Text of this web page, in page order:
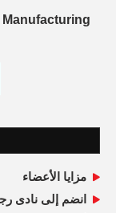
مزايا الأعضاء
انضم إلى نادى